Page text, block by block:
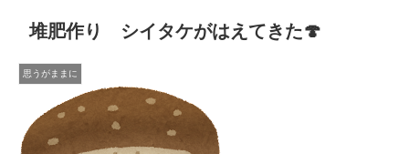
堆肥作り シイタケがはえてきた🍄
思うがままに